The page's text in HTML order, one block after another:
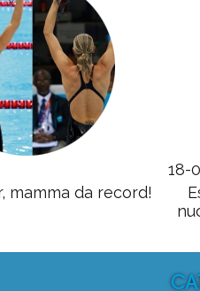
mamma da record!
18-